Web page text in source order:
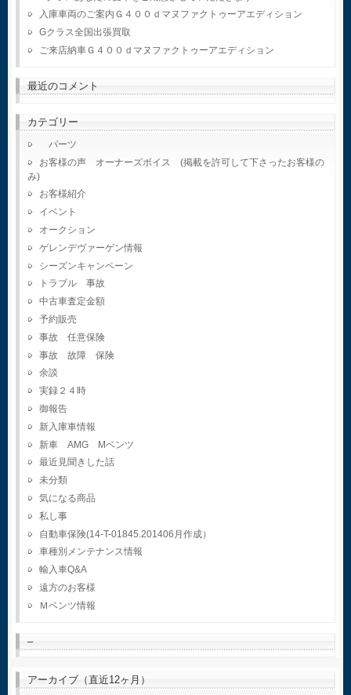
入庫車両のご案内Ｇ４００ｄマヌファクトゥーアエディション
Gクラス全国出張買取
ご来店納車Ｇ４００ｄマヌファクトゥーアエディション
最近のコメント
カテゴリー
パーツ
お客様の声 オーナーズボイス (掲載を許可して下さったお客様の
み)
お客様紹介
イベント
オークション
ゲレンデヴァーゲン情報
シーズンキャンペーン
トラブル 事故
中古車査定金額
予約販売
事故 任意保険
事故 故障 保険
余談
実録２４時
御報告
新入庫車情報
新車 AMG Mベンツ
最近見聞きした話
未分類
気になる商品
私し事
自動車保険(14-T-01845.201406月作成）
車種別メンテナンス情報
輸入車Q&A
遠方のお客様
Ｍベンツ情報
–
アーカイブ（直近12ヶ月）